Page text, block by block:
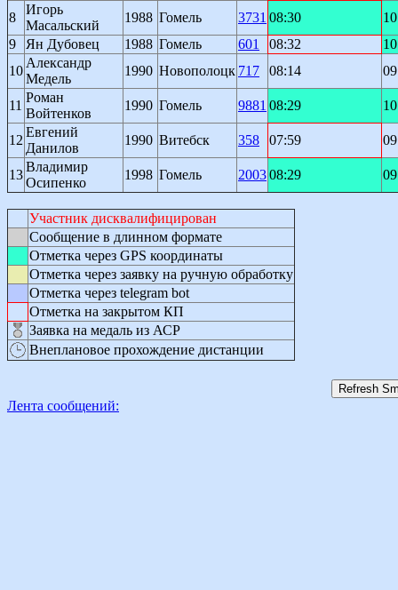
8
Игорь
Масальский
1988 Гомель 3731 08:30
9
Ян Дубовец 1988 Гомель 601 08:32
10
Александр
Медель
1990 Новополоцк 717 08:14
11
Роман
Войтенков
1990 Гомель 9881 08:29
12
Евгений
Данилов
1990 Витебск 358 07:59
13
Владимир
Осипенко
1998 Гомель 200308:29
Участник дисквалифицирован
Сообщение в длинном формате
Отметка через GPS координаты
Отметка через заявку на ручную обработку
Отметка через telegram bot
Отметка на закрытом КП
Заявка на медаль из АСР
Внеплановое прохождение дистанции
Лента сообщений: